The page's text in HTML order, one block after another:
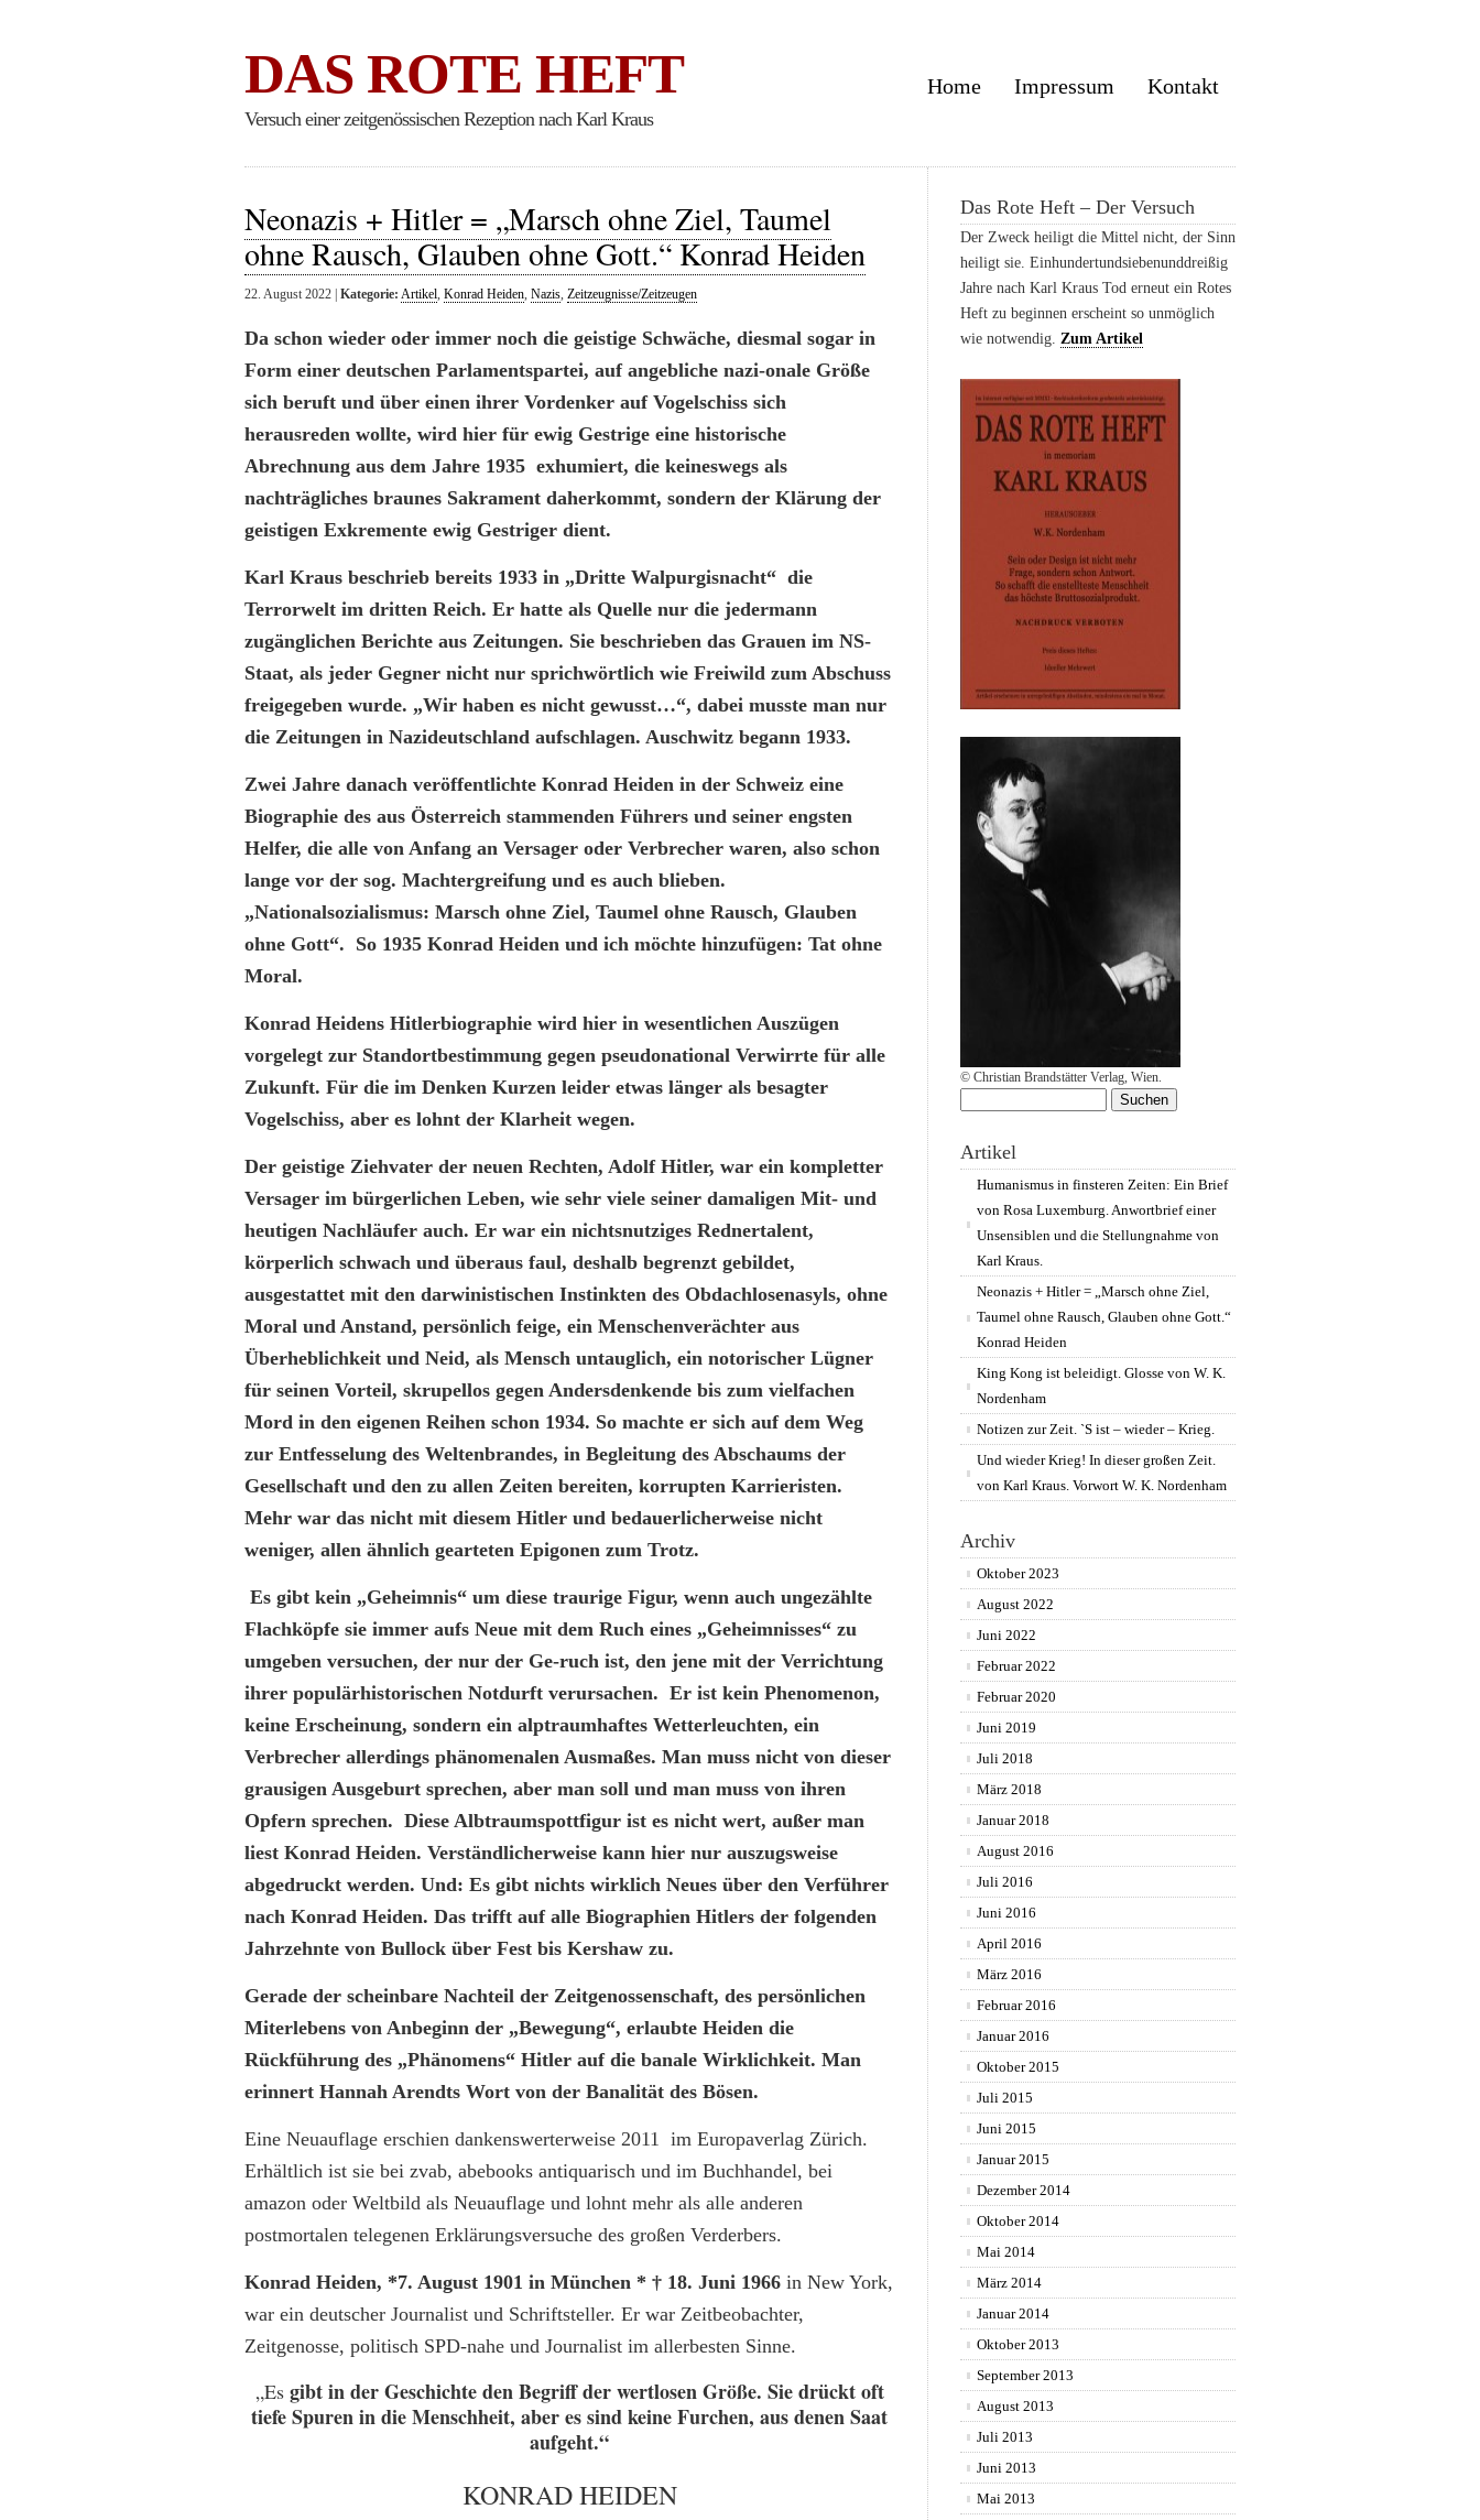
DAS ROTE HEFT
Versuch einer zeitgenössischen Rezeption nach Karl Kraus
Home Impressum Kontakt
Neonazis + Hitler = „Marsch ohne Ziel, Taumel
ohne Rausch, Glauben ohne Gott.“ Konrad Heiden
22. August 2022 | Kategorie: Artikel, Konrad Heiden, Nazis, Zeitzeugnisse/Zeitzeugen
Da schon wieder oder immer noch die geistige Schwäche, diesmal sogar in
Form einer deutschen Parlamentspartei, auf angebliche nazi-onale Größe
sich beruft und über einen ihrer Vordenker auf Vogelschiss sich
herausreden wollte, wird hier für ewig Gestrige eine historische
Abrechnung aus dem Jahre 1935 exhumiert, die keineswegs als
nachträgliches braunes Sakrament daherkommt, sondern der Klärung der
geistigen Exkremente ewig Gestriger dient.
Karl Kraus beschrieb bereits 1933 in „Dritte Walpurgisnacht“ die
Terrorwelt im dritten Reich. Er hatte als Quelle nur die jedermann
zugänglichen Berichte aus Zeitungen. Sie beschrieben das Grauen im NS-
Staat, als jeder Gegner nicht nur sprichwörtlich wie Freiwild zum Abschuss
freigegeben wurde. „Wir haben es nicht gewusst…“, dabei musste man nur
die Zeitungen in Nazideutschland aufschlagen. Auschwitz begann 1933.
Zwei Jahre danach veröffentlichte Konrad Heiden in der Schweiz eine
Biographie des aus Österreich stammenden Führers und seiner engsten
Helfer, die alle von Anfang an Versager oder Verbrecher waren, also schon
lange vor der sog. Machtergreifung und es auch blieben.
„Nationalsozialismus: Marsch ohne Ziel, Taumel ohne Rausch, Glauben
ohne Gott“. So 1935 Konrad Heiden und ich möchte hinzufügen: Tat ohne
Moral.
Konrad Heidens Hitlerbiographie wird hier in wesentlichen Auszügen
vorgelegt zur Standortbestimmung gegen pseudonational Verwirrte für alle
Zukunft. Für die im Denken Kurzen leider etwas länger als besagter
Vogelschiss, aber es lohnt der Klarheit wegen.
Der geistige Ziehvater der neuen Rechten, Adolf Hitler, war ein kompletter
Versager im bürgerlichen Leben, wie sehr viele seiner damaligen Mit- und
heutigen Nachläufer auch. Er war ein nichtsnutziges Rednertalent,
körperlich schwach und überaus faul, deshalb begrenzt gebildet,
ausgestattet mit den darwinistischen Instinkten des Obdachlosenasyls, ohne
Moral und Anstand, persönlich feige, ein Menschenverächter aus
Überheblichkeit und Neid, als Mensch untauglich, ein notorischer Lügner
für seinen Vorteil, skrupellos gegen Andersdenkende bis zum vielfachen
Mord in den eigenen Reihen schon 1934. So machte er sich auf dem Weg
zur Entfesselung des Weltenbrandes, in Begleitung des Abschaums der
Gesellschaft und den zu allen Zeiten bereiten, korrupten Karrieristen.
Mehr war das nicht mit diesem Hitler und bedauerlicherweise nicht
weniger, allen ähnlich gearteten Epigonen zum Trotz.
Es gibt kein „Geheimnis“ um diese traurige Figur, wenn auch ungezählte
Flachköpfe sie immer aufs Neue mit dem Ruch eines „Geheimnisses“ zu
umgeben versuchen, der nur der Ge-ruch ist, den jene mit der Verrichtung
ihrer populärhistorischen Notdurft verursachen. Er ist kein Phenomenon,
keine Erscheinung, sondern ein alptraumhaftes Wetterleuchten, ein
Verbrecher allerdings phänomenalen Ausmaßes. Man muss nicht von dieser
grausigen Ausgeburt sprechen, aber man soll und man muss von ihren
Opfern sprechen. Diese Albtraumspottfigur ist es nicht wert, außer man
liest Konrad Heiden. Verständlicherweise kann hier nur auszugsweise
abgedruckt werden. Und: Es gibt nichts wirklich Neues über den Verführer
nach Konrad Heiden. Das trifft auf alle Biographien Hitlers der folgenden
Jahrzehnte von Bullock über Fest bis Kershaw zu.
Gerade der scheinbare Nachteil der Zeitgenossenschaft, des persönlichen
Miterlebens von Anbeginn der „Bewegung“, erlaubte Heiden die
Rückführung des „Phänomens“ Hitler auf die banale Wirklichkeit. Man
erinnert Hannah Arendts Wort von der Banalität des Bösen.
Eine Neuauflage erschien dankenswerterweise 2011 im Europaverlag Zürich.
Erhältlich ist sie bei zvab, abebooks antiquarisch und im Buchhandel, bei
amazon oder Weltbild als Neuauflage und lohnt mehr als alle anderen
postmortalen telegenen Erklärungsversuche des großen Verderbers.
Konrad Heiden, *7. August 1901 in München * † 18. Juni 1966 in New York,
war ein deutscher Journalist und Schriftsteller. Er war Zeitbeobachter,
Zeitgenosse, politisch SPD-nahe und Journalist im allerbesten Sinne.
„Esgibt in der Geschichte den Begriff der wertlosen Größe. Sie drückt oft
tiefe Spuren in die Menschheit, aber es sind keine Furchen, aus denen Saat
aufgeht.“
KONRAD HEIDEN
Das Rote Heft – Der Versuch
Der Zweck heiligt die Mittel nicht, der Sinn
heiligt sie. Einhundertundsiebenunddreißig
Jahre nach Karl Kraus Tod erneut ein Rotes
Heft zu beginnen erscheint so unmöglich
wie notwendig. Zum Artikel
© Christian Brandstätter Verlag, Wien.
nach:
Artikel
Humanismus in finsteren Zeiten: Ein Brief
von Rosa Luxemburg. Anwortbrief einer
Unsensiblen und die Stellungnahme von
Karl Kraus.
Neonazis + Hitler = „Marsch ohne Ziel,
Taumel ohne Rausch, Glauben ohne Gott.“
Konrad Heiden
King Kong ist beleidigt. Glosse von W. K.
Nordenham
Notizen zur Zeit. `S ist – wieder – Krieg.
Und wieder Krieg! In dieser großen Zeit.
von Karl Kraus. Vorwort W. K. Nordenham
Archiv
Oktober 2023
August 2022
Juni 2022
Februar 2022
Februar 2020
Juni 2019
Juli 2018
März 2018
Januar 2018
August 2016
Juli 2016
Juni 2016
April 2016
März 2016
Februar 2016
Januar 2016
Oktober 2015
Juli 2015
Juni 2015
Januar 2015
Dezember 2014
Oktober 2014
Mai 2014
März 2014
Januar 2014
Oktober 2013
September 2013
August 2013
Juli 2013
Juni 2013
Mai 2013